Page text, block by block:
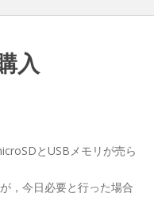
入
とUSBメモリが売ら
，今日必要と行った場合